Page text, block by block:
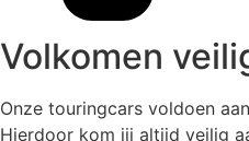
Volkomen
Onze touringcars voldoen
Hierdoor kom jij altijd veilig